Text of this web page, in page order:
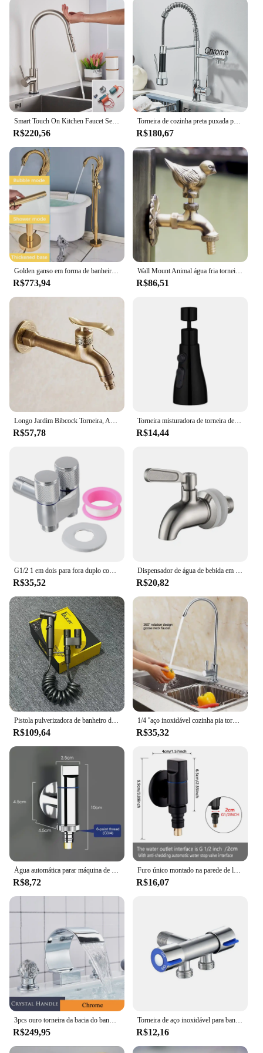
Smart Touch On Kitchen Faucet Sensor Rotação 360, Retire Single Handle, Torneira Misturadora, 2 Modos de Água, Guindaste Pia, Quente e Frio
R$220,56
Torneira de cozinha preta puxada para baixo Rotação de 360 ° Torneira misturadora de água quente e fria Single Handle Guindaste para pia de cozinha montado no deck
R$180,67
Golden ganso em forma de banheiro piso banheira torneira dupla alça misturador quente e frio torneira da banheira 360 ° Torneira de rotação
R$773,94
Wall Mount Animal água fria torneira, bronze antigo, Kindergarden bacia, banheiro
R$86,51
Longo Jardim Bibcock Torneira, Antique Brass, Banheiro, Pia Mop, Montagem Na Parede, Máquina De Lavar, Torneiras De Água, Guindaste
R$57,78
Torneira misturadora de torneira de cozinha flexível, Cabeça de pulverizador galvanizada, Torneira de água filtrada, Torneira preta substituível, 3 em 1, 1Pc
R$14,44
R$35,52 R$20,82
R$109,64
1/4 ''aço inoxidável cozinha pia torneira torneira torneira cromo osmose reversa RO água potável filtro ferramenta
R$35,32
R$8,72
Furo único montado na parede de latão 360 ° Girar pia do banheiro varanda esfregão piscina torneira g1/2 g3/4 máquina de lavar torneira válvula angular
R$16,07
R$249,95
Torneira de aço inoxidável para banheiro Controle duplo, alça dupla, água fria, máquina de lavar roupa, válvula triangular
R$12,16